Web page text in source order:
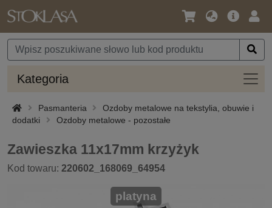
Język
Waluta
Oferta
Kategoria
Pasmanteria
Ozdoby metalowe na tekstylia, obuwie i
dodatki
Ozdoby metalowe - pozostałe
Zawieszka 11x17mm krzyżyk
Kod towaru: 220602_168069_64954
platyna